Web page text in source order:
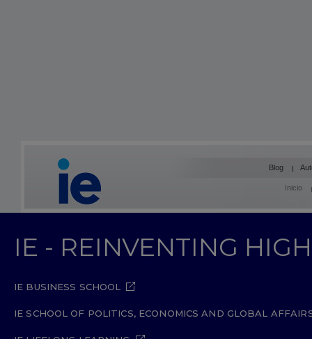
Blog
Inicio
IE - REINVENTING
IE BUSINESS SCHOOL
IE SCHOOL OF POLITICS, ECONOMICS AND GLOBAL